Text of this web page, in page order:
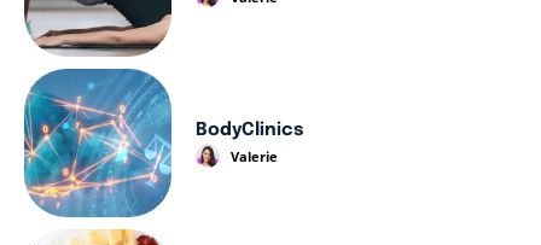
BodyClinics
Valerie